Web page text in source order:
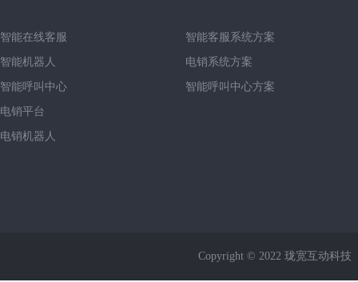
智能在线客服
智能机器人
智能呼叫中心
电销平台
电销机器人
智能客服系统方案
电销系统方案
智能呼叫中心方案
Copyright © 2022 珑宽互动科技